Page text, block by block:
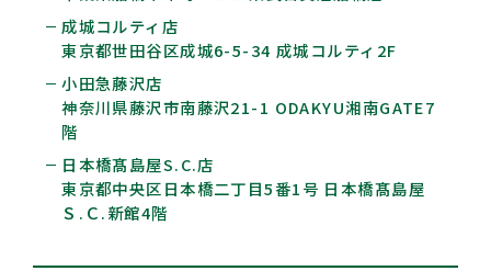
成城コルティ店
東京都世田谷区成城6-5-34 成城コルティ2F
小田急藤沢店
神奈川県藤沢市南藤沢21-1 ODAKYU湘南GATE7
階
日本橋髙島屋S.C.店
東京都中央区日本橋二丁目5番1号 日本橋髙島屋
Ｓ.Ｃ.新館4階